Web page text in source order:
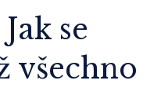
se
všechno